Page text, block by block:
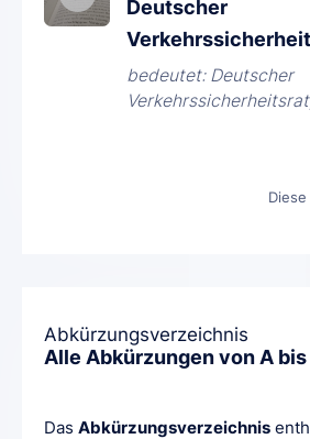
Deutscher
bedeutet: Deutscher
Abkürzungsverzeichnis
Alle Abkürzungen von A bis
Das Abkürzungsverzeichnis